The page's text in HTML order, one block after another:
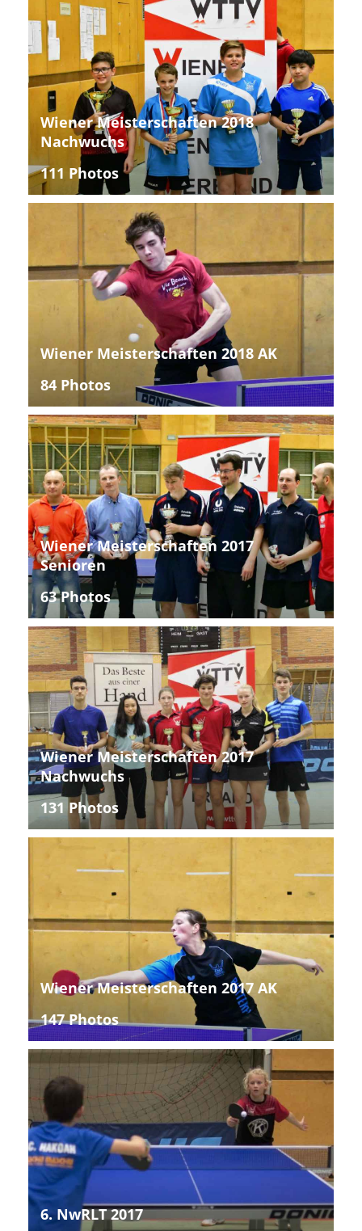
Wiener Meisterschaften 2018
Nachwuchs
111 Photos
Wiener Meisterschaften 2018 AK
84 Photos
Wiener Meisterschaften 2017
Senioren
63 Photos
Wiener Meisterschaften 2017
Nachwuchs
131 Photos
Wiener Meisterschaften 2017 AK
147 Photos
6. NwRLT 2017